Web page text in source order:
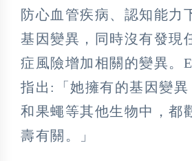
防心血管疾病、認知能力
基因變異，同時沒有發現
症風險增加相關的變異。
指出:「她擁有的基因變異
和果蠅等其他生物中，都
壽有關。」